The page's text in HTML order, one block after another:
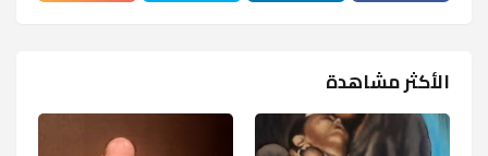
الأكثر مشاهدة